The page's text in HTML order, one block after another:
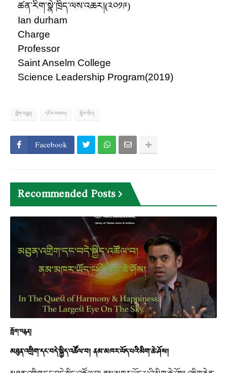
ཚན་རིག་སྣེ་ཁྲིད་ལས་འཆར།(༢༠༡༩)
Ian durham
Charge
Professor
Saint Anselm College
Science Leadership Program(2019)
གློག་བརྙན། དངོས་ཁམས། སློབ་ཁྲིད།
Facebook
Recommended Posts
གློག་བརྙན།
མཐུན་འགྲིག་དང་བདེ་སྐྱིད་འཚོལ་བ། ནམ་མཁར་ཡོད་པའི་མིག་ཆེ་ཤོས།